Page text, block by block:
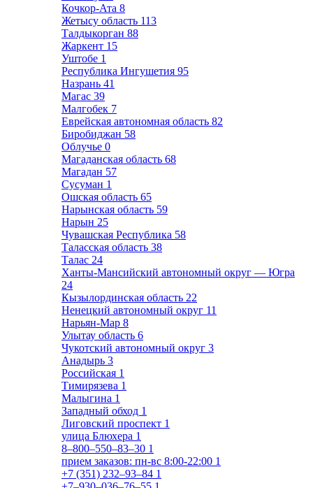
Кочкор-Ата 8
Жетысу область 113
Талдыкорган 88
Жаркент 15
Уштобе 1
Республика Ингушетия 95
Назрань 41
Магас 39
Малгобек 7
Еврейская автономная область 82
Биробиджан 58
Облучье 0
Магаданская область 68
Магадан 57
Сусуман 1
Ошская область 65
Нарынская область 59
Нарын 25
Чувашская Республика 58
Таласская область 38
Талас 24
Ханты-Мансийский автономный округ — Югра
24
Кызылординская область 22
Ненецкий автономный округ 11
Нарьян-Мар 8
Улытау область 6
Чукотский автономный округ 3
Анадырь 3
Российская 1
Тимирязева 1
Малыгина 1
Западный обход 1
Лиговский проспект 1
улица Блюхера 1
8‒800‒550‒83‒30 1
прием заказов: пн-вс 8:00-22:00 1
+7 (351) 232‒93‒84 1